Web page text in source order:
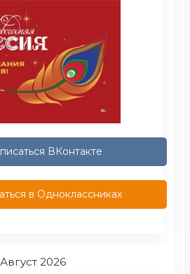
ВКонтакте
в Одноклассниках
Август 2026